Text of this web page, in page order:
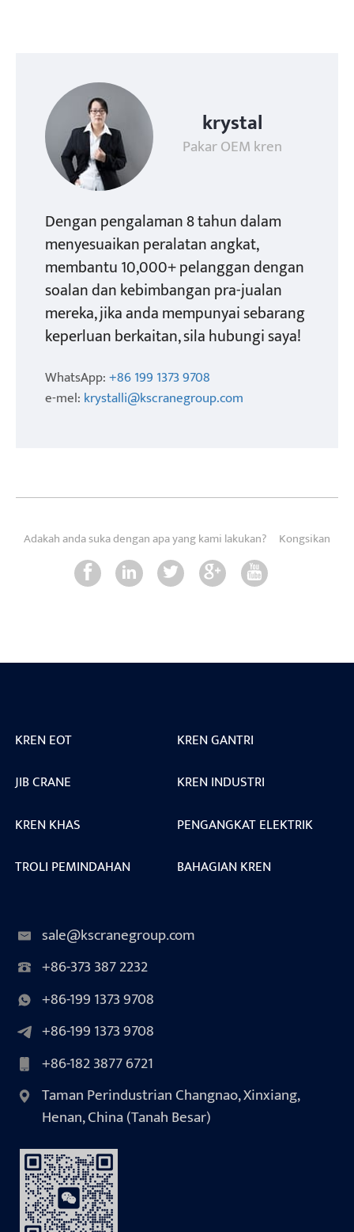
krystal
Pakar OEM kren
Dengan pengalaman 8 tahun dalam
menyesuaikan peralatan angkat,
membantu 10,000+ pelanggan dengan
soalan dan kebimbangan pra-jualan
mereka, jika anda mempunyai sebarang
keperluan berkaitan, sila hubungi saya!
WhatsApp:+86 199 1373 9708
e-mel: krystalli@kscranegroup.com
Adakah anda suka dengan apa yang kami lakukan? Kongsikan
KREN EOT
KREN GANTRI
JIB CRANE
KREN INDUSTRI
KREN KHAS
PENGANGKAT ELEKTRIK
TROLI PEMINDAHAN
BAHAGIAN KREN
sale@kscranegroup.com
+86-373 387 2232
+86-199 1373 9708
+86-199 1373 9708
+86-182 3877 6721
Taman Perindustrian Changnao, Xinxiang,
Henan, China (Tanah Besar)